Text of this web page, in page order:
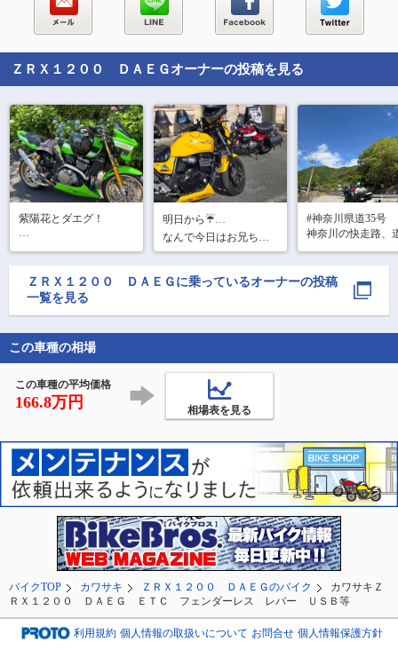
ＺＲＸ１２００ ＤＡＥＧオーナーの投稿を見る
紫陽花とダエグ！
#ZRX1200DAEG
明日から☔…
なんで今日はお兄ちゃ
んと…😙
上がる前にポチッとく
#神奈川県道35号
神奈川の快走路、
道と20号に挟まれ
ていて快適。気温
度もよく、新緑と
ＺＲＸ１２００ ＤＡＥＧ に乗っているオーナーの投稿
一覧を見る
この車種の相場
この車種の平均価格
166.8万円 相場表を見る
バイクTOP カワサキ ＺＲＸ１２００ ＤＡＥＧのバイク
カワサキＺ
ＲＸ１２００ ＤＡＥＧ ＥＴＣ フェンダーレス レバー ＵＳＢ等
利用規約 個人情報の取扱いについて お問合せ 個人情報保護方針